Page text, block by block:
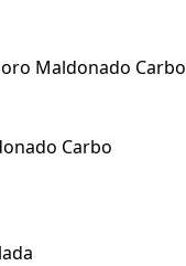
Maldonado Carbo
Carbo